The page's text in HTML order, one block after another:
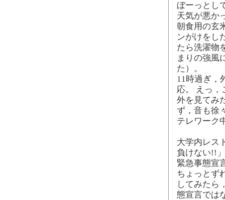
ぼーっとし
天気が悪か
朝食用の玄
ンがけをし
たら洗濯物
まりの強風
た）。
11時過ぎ，
応。 えっ，
外を見てみ
ず，音も徐
テレワーク
大学内レス
負けない!!
緊急事態宣
ちょっとず
してみたら
態宣言では